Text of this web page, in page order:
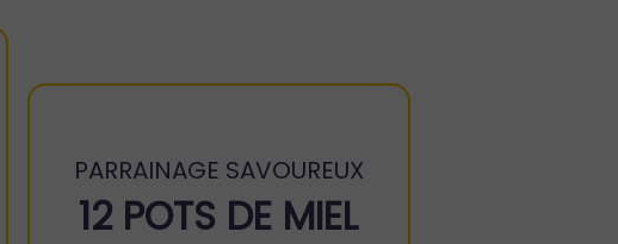
PARRAINAGE SAVOUREUX
12 POTS DE MIEL